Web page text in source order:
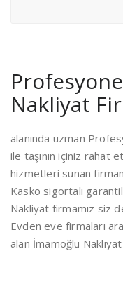
Nakliyat
alanında uzman
ile taşının içiniz rahat
hizmetleri sunan
Kasko sigortalı
Nakliyat firmamız siz
Evden eve firmaları
alan İmamoğlu Nakliyat